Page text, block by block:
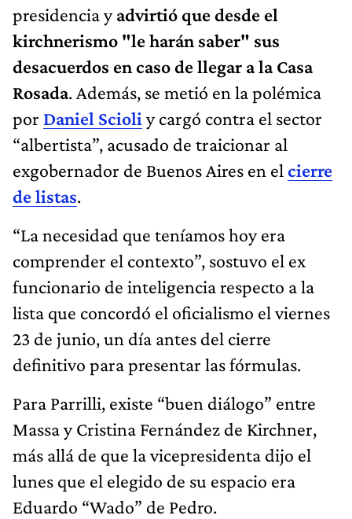
presidencia yadvirtió que desde el
kirchnerismo "le harán saber" sus
desacuerdos en caso de llegar a la Casa
Rosada. Además, se metió en la polémica
por Daniel Scioli y cargó contra el sector
“albertista”, acusado de traicionar al
exgobernador de Buenos Aires en el cierre
de listas.
“La necesidad que teníamos hoy era
comprender el contexto”, sostuvo el ex
funcionario de inteligencia respecto a la
lista que concordó el oficialismo el viernes
23 de junio, un día antes del cierre
definitivo para presentar las fórmulas.
Para Parrilli, existe “buen diálogo” entre
Massa y Cristina Fernández de Kirchner,
más allá de que la vicepresidenta dijo el
lunes que el elegido de su espacio era
Eduardo “Wado” de Pedro.